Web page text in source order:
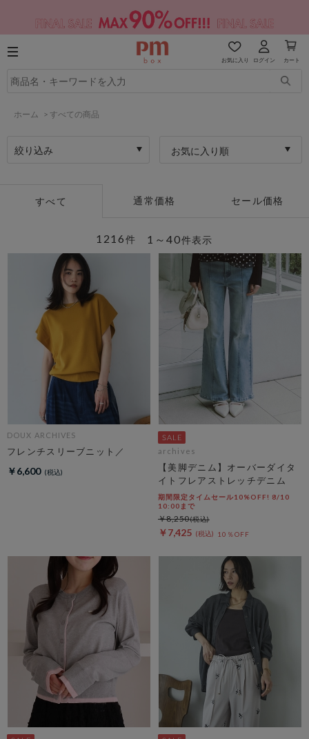
お気に入り ログイン カート
ホーム > すべての商品
絞り込み お気に入り順
すべて 通常価格 セール価格
1～40件表示
1216件
DOUX ARCHIVES
フレンチスリーブニット／
￥6,600
archives
【美脚デニム】オーバーダイタ
イトフレアストレッチデニム
期間限定タイムセール10%OFF! 8/10
10:00まで
￥7,425 10％OFF
￥8,250